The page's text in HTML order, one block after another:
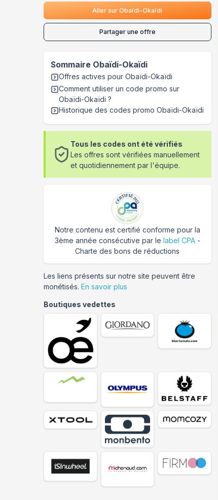
Aller surObaïdi-Okaïdi
Partager une offre
Sommaire Obaïdi-Okaïdi
Offres actives pour Obaïdi-Okaïdi
Comment utiliser un code promo sur
Obaïdi-Okaïdi ?
Historique des codes promo Obaïdi-Okaïdi
Tous les codes ont été vérifiés
Les offres sont vérifiées manuellement
et quotidiennement par l'équipe.
Notre contenu est certifié conforme pour la
3ème année consécutive par le label CPA-
Charte des bons de réductions
Les liens présents sur notre site peuvent être
monétisés. En savoir plus
Boutiques vedettes